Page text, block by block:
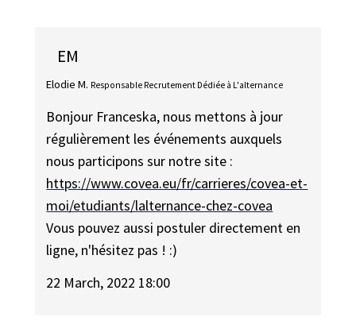
EM
Elodie M. Responsable Recrutement Dédiée à L'alternance
Bonjour Franceska, nous mettons à jour
régulièrement les événements auxquels
nous participons sur notre site :
https://www.covea.eu/fr/carrieres/covea-et-
moi/etudiants/lalternance-chez-covea
Vous pouvez aussi postuler directement en
ligne, n'hésitez pas ! :)
22 March, 2022 18:00